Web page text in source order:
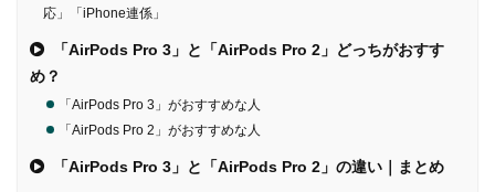
応」「iPhone連係」
「AirPods Pro 3」と「AirPods Pro 2」どっちがおすす
め？
「AirPods Pro 3」がおすすめな人
「AirPods Pro 2」がおすすめな人
「AirPods Pro 3」と「AirPods Pro 2」の違い｜まとめ